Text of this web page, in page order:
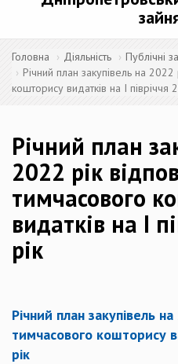
Головна Діяльність
Публічні
Річний план закупівель на
кошторису видатків на І півріччя
Річний план
2022 рік
тимчасового
видатків на І
рік
Річний план закупівель
тимчасового кошторису
рік